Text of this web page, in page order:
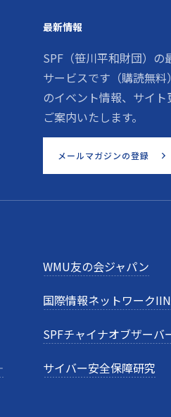
最新情報
SPF（笹川平和財団）の
サービスです（購読無
のイベント情報、サイ
ご案内いたします。
メールマガジンの登録
WMU友の会ジャパン
国際情報ネットワーク
SPFチャイナオブザーバ
サイバー安全保障研究